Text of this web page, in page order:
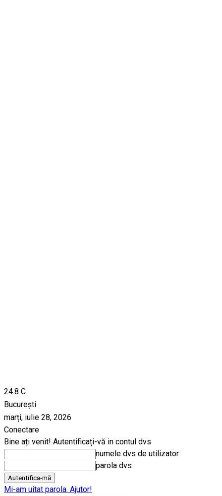
24.8 C
București
marți, iulie 28, 2026
Conectare
Bine ați venit! Autentificați-vă in contul dvs
numele dvs de utilizator
parola dvs
Mi-am uitat parola. Ajutor!